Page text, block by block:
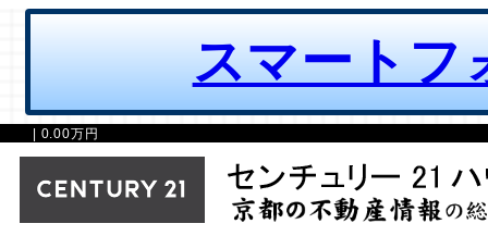
スマートフ
| 0.00万円